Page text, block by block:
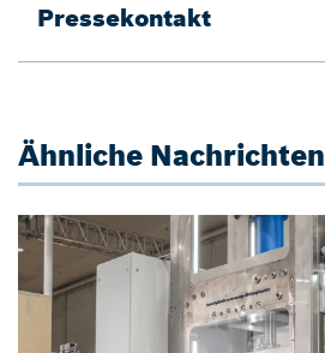
Pressekontakt
Ähnliche Nachrichten